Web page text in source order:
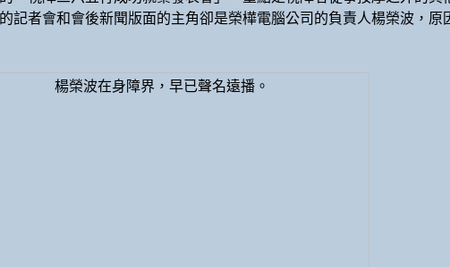
記者會和會後新聞版面的主角卻是榮樺電腦公司的負責人楊榮波，原